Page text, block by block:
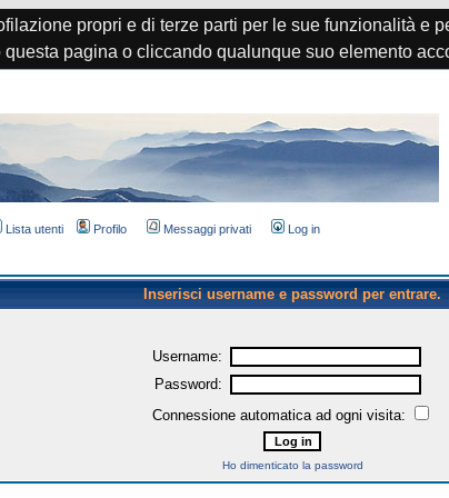
propri e di terze parti per le sue funzionalità e
pagina o cliccando qualunque suo elemento
Lista utenti Profilo Messaggi privati Log in
Inserisci username e password per entrare.
Username:
Password:
Connessione automatica ad ogni visita:
Ho dimenticato la password